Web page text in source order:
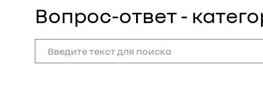
Вопрос-ответ -